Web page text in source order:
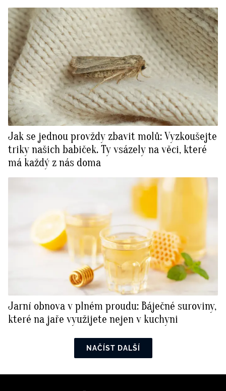
Jak se jednou provždy zbavit molů: Vyzkoušejte
triky našich babiček. Ty vsázely na věci, které
má každý z nás doma
Jarní obnova v plném proudu: Báječné suroviny,
které na jaře využijete nejen v kuchyni
NAČÍST DALŠÍ